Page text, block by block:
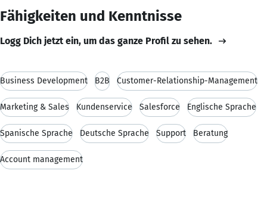
Fähigkeiten und Kenntnisse
Logg Dich jetzt ein, um das ganze Profil zu sehen.
Business Development B2B Customer-Relationship-Management
Marketing & Sales Kundenservice Salesforce Englische Sprache
Spanische Sprache Deutsche Sprache Support Beratung
Account management